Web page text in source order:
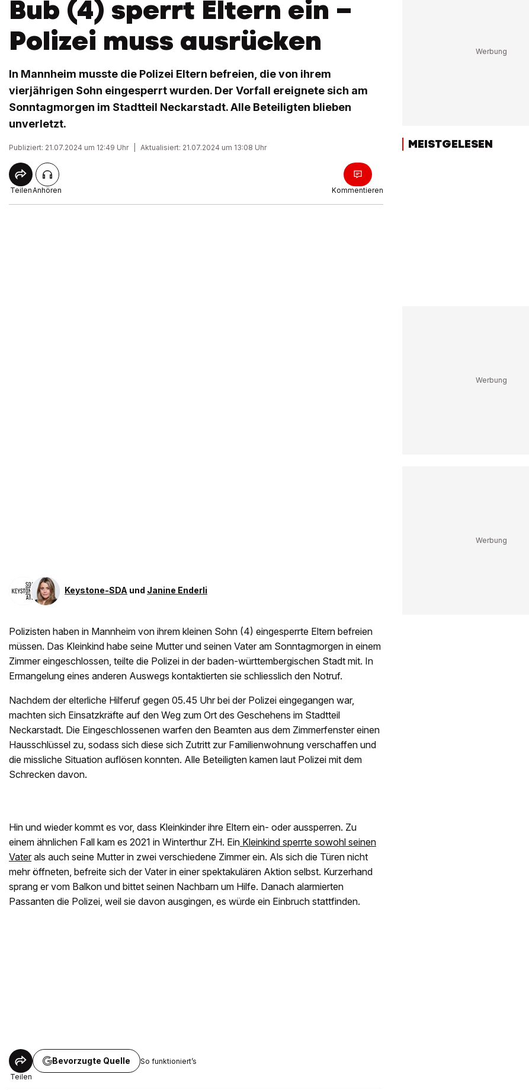
Bub (4) sperrt Eltern ein –
Polizei muss ausrücken
In Mannheim musste die Polizei Eltern befreien, die von ihrem
vierjährigen Sohn eingesperrt wurden. Der Vorfall ereignete sich am
Sonntagmorgen im Stadtteil Neckarstadt. Alle Beteiligten blieben
unverletzt.
Publiziert: 21.07.2024 um 12:49 Uhr Aktualisiert: 21.07.2024 um 13:08 Uhr
TeilenAnhören Kommentieren
Keystone-SDA und Janine Enderli
Polizisten haben in Mannheim von ihrem kleinen Sohn (4) eingesperrte Eltern befreien
müssen. Das Kleinkind habe seine Mutter und seinen Vater am Sonntagmorgen in einem
Zimmer eingeschlossen, teilte die Polizei in der baden-württembergischen Stadt mit. In
Ermangelung eines anderen Auswegs kontaktierten sie schliesslich den Notruf.
Nachdem der elterliche Hilferuf gegen 05.45 Uhr bei der Polizei eingegangen war,
machten sich Einsatzkräfte auf den Weg zum Ort des Geschehens im Stadtteil
Neckarstadt. Die Eingeschlossenen warfen den Beamten aus dem Zimmerfenster einen
Hausschlüssel zu, sodass sich diese sich Zutritt zur Familienwohnung verschaffen und
die missliche Situation auflösen konnten. Alle Beteiligten kamen laut Polizei mit dem
Schrecken davon.
Hin und wieder kommt es vor, dass Kleinkinder ihre Eltern ein- oder aussperren. Zu
einem ähnlichen Fall kam es 2021 in Winterthur ZH. Ein Kleinkind sperrte sowohl seinen
Vater als auch seine Mutter in zwei verschiedene Zimmer ein. Als sich die Türen nicht
mehr öffneten, befreite sich der Vater in einer spektakulären Aktion selbst. Kurzerhand
sprang er vom Balkon und bittet seinen Nachbarn um Hilfe. Danach alarmierten
Passanten die Polizei, weil sie davon ausgingen, es würde ein Einbruch stattfinden.
Teilen
Bevorzugte Quelle So funktioniert’s
MEISTGELESEN